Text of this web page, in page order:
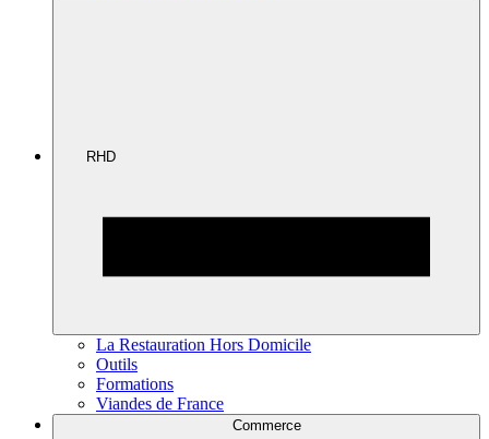
RHD
La Restauration Hors Domicile
Outils
Formations
Viandes de France
Commerce